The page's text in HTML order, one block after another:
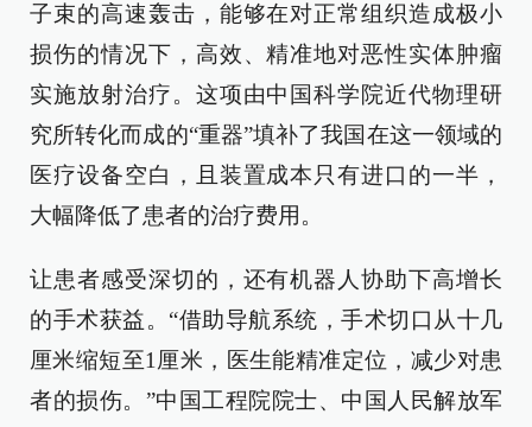
子束的高速轰击，能够在对正常组织造成极小
损伤的情况下，高效、精准地对恶性实体肿瘤
实施放射治疗。这项由中国科学院近代物理研
究所转化而成的“重器”填补了我国在这一领域的
医疗设备空白，且装置成本只有进口的一半，
大幅降低了患者的治疗费用。
让患者感受深切的，还有机器人协助下高增长
的手术获益。“借助导航系统，手术切口从十几
厘米缩短至1厘米，医生能精准定位，减少对患
者的损伤。”中国工程院院士、中国人民解放军